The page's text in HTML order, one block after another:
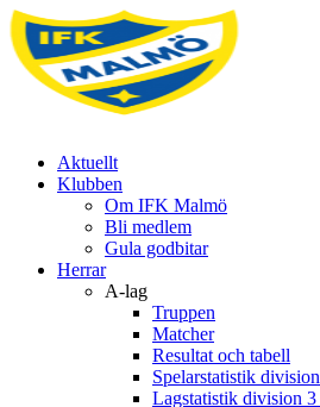
Aktuellt
Klubben
Om IFK Malmö
Bli medlem
Gula godbitar
Herrar
A-lag
Truppen
Matcher
Resultat och tabell
Spelarstatistik
Lagstatistik division 3